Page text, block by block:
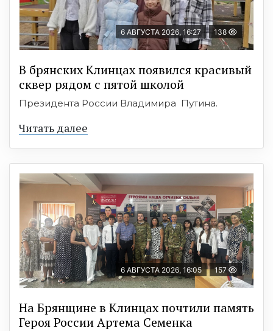
6 АВГУСТА 2026, 16:27 138
В брянских Клинцах появился красивый
сквер рядом с пятой школой
Президента России Владимира Путина.
Читать далее
6 АВГУСТА 2026, 16:05 157
На Брянщине в Клинцах почтили память
Героя России Артема Семенка